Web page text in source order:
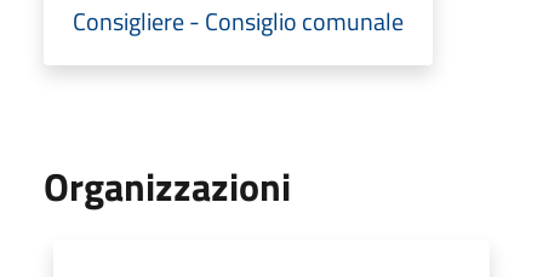
Consigliere - Consiglio comunale
Organizzazioni